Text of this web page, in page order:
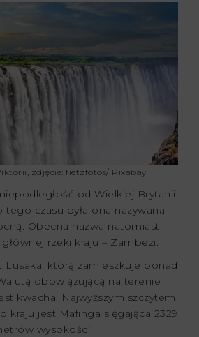
zdjęcie: fietzfotos/ Pixabay
od Wielkiej Brytanii
tego czasu była ona nazywana
Obecna nazwa natomiast
rzeki kraju – Zambezi.
Lusaka, którą zamieszkuje ponad
obowiązującą na terenie
kwacha. Najwyższym szczytem
kraju jest Mafinga sięgająca 2329
wysokości.